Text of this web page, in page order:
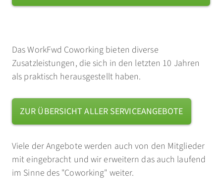
Das WorkFwd Coworking bieten diverse
Zusatzleistungen, die sich in den letzten 10 Jahren
als praktisch herausgestellt haben.
ZUR ÜBERSICHT ALLER SERVICEANGEBOTE
Viele der Angebote werden auch von den Mitglieder
mit eingebracht und wir erweitern das auch laufend
im Sinne des "Coworking" weiter.